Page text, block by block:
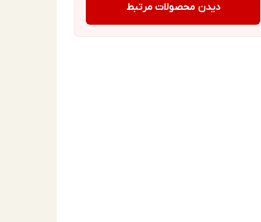
دیدن محصولات مرتبط